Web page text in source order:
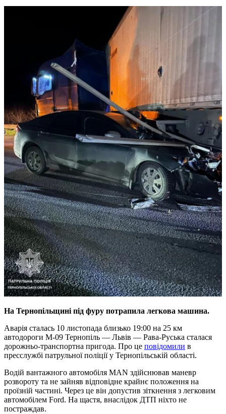
На Тернопільщині під фуру потрапила легкова машина.
Аварія сталась 10 листопада близько 19:00 на 25 км
автодороги М-09 Тернопіль — Львів — Рава-Руська сталася
дорожньо-транспортна пригода. Про це повідомили в
пресслужбі патрульної поліції у Тернопільській області.
Водій вантажного автомобіля MAN здійснював маневр
розвороту та не зайняв відповідне крайнє положення на
проїзній частині. Через це він допустив зіткнення з легковим
автомобілем Ford. На щастя, внаслідок ДТП ніхто не
постраждав.